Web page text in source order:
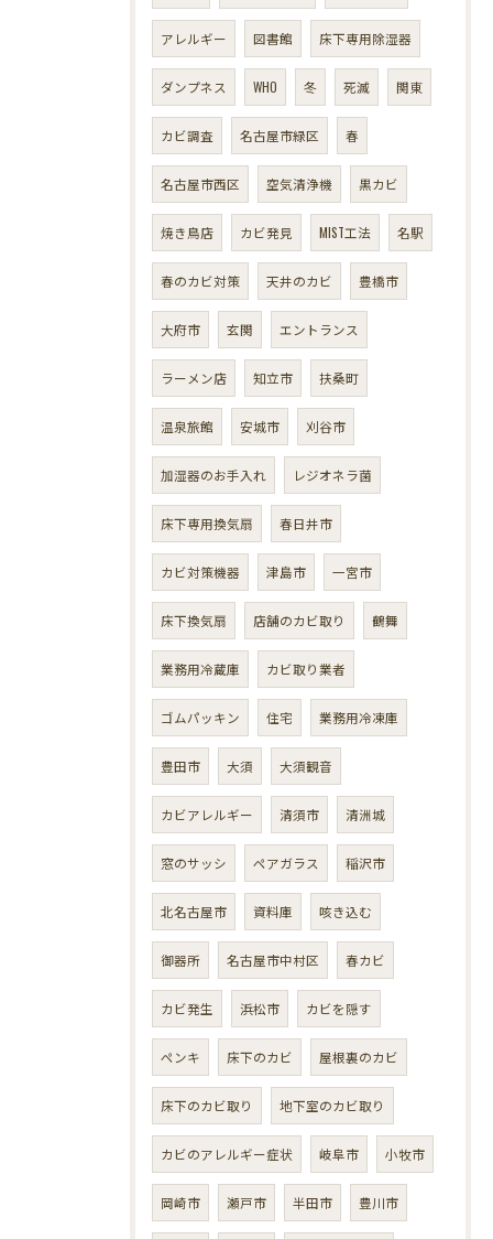
アレルギー 図書館 床下専用除湿器
ダンプネス WHO 冬 死滅 関東
カビ調査 名古屋市緑区 春
名古屋市西区 空気清浄機 黒カビ
焼き鳥店 カビ発見 MIST工法 名駅
春のカビ対策 天井のカビ 豊橋市
大府市 玄関 エントランス
ラーメン店 知立市 扶桑町
温泉旅館 安城市 刈谷市
加湿器のお手入れ レジオネラ菌
床下専用換気扇 春日井市
カビ対策機器 津島市 一宮市
床下換気扇 店舗のカビ取り 鶴舞
業務用冷蔵庫 カビ取り業者
ゴムパッキン 住宅 業務用冷凍庫
豊田市 大須 大須観音
カビアレルギー 清須市 清洲城
窓のサッシ ペアガラス 稲沢市
北名古屋市 資料庫 咳き込む
御器所 名古屋市中村区 春カビ
カビ発生 浜松市 カビを隠す
ペンキ 床下のカビ 屋根裏のカビ
床下のカビ取り 地下室のカビ取り
カビのアレルギー症状 岐阜市 小牧市
岡崎市 瀬戸市 半田市 豊川市